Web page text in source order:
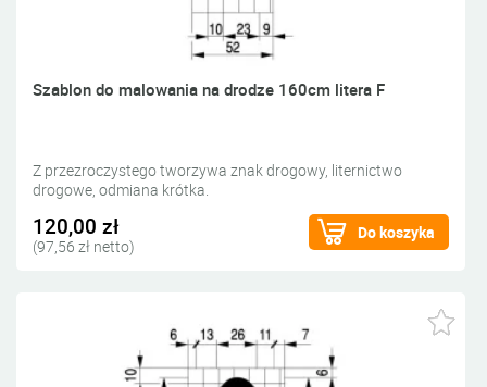
Szablon do malowania na drodze 160cm litera F
Z przezroczystego tworzywa znak drogowy, liternictwo
drogowe, odmiana krótka.
120,00 zł
(97,56 zł netto)
Do koszyka